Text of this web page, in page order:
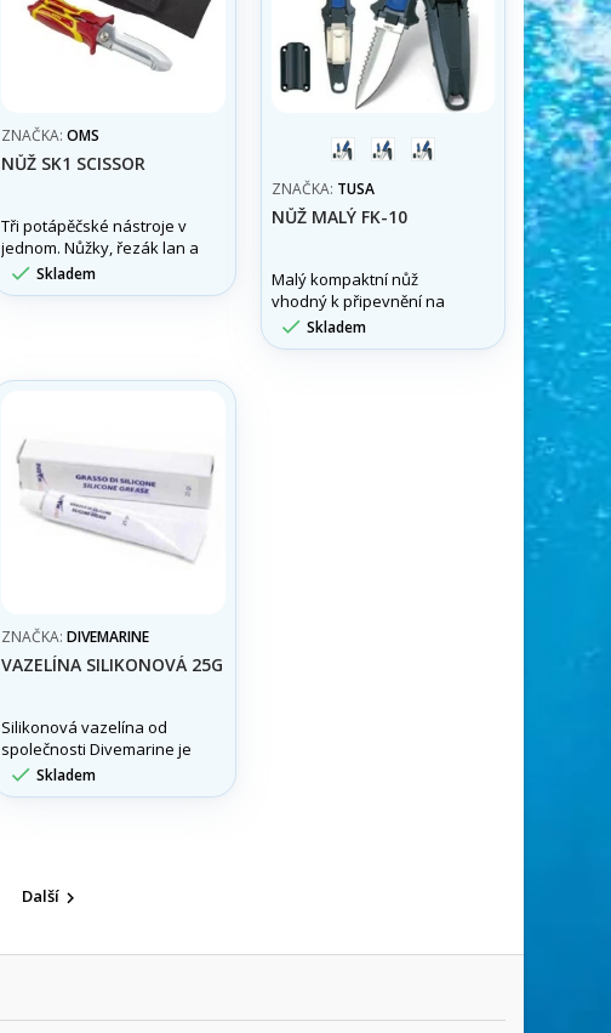
ZNAČKA: OMS
NŮŽ SK1 SCISSOR
Tři potápěčské nástroje v
jednom. Nůžky, řezák lan a
nůž v praktickém pouzdře.
 Skladem
modrážlutá black
ZNAČKA: TUSA
NŮŽ MALÝ FK-10
Malý kompaktní nůž
vhodný k připevnění na
BCD nebo hadici
manometru.
 Skladem
ZNAČKA: DIVEMARINE
VAZELÍNA SILIKONOVÁ 25G
Silikonová vazelína od
společnosti Divemarine je
vynikající prostředek na
promazávání a konzervaci
 Skladem
Další